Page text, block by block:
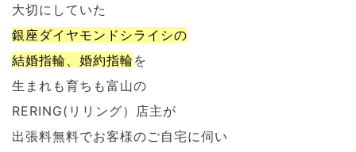
大切にしていた
銀座ダイヤモンドシライシの
結婚指輪、婚約指輪を
生まれも育ちも富山の
RERING(リリング）店主が
出張料無料でお客様のご自宅に伺い